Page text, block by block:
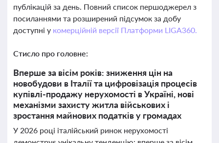
публікацій за день. Повний список першоджерел з
посиланнями та розширений підсумок за добу
доступні у комерційній версії Платформи LIGA360.
Стисло про головне:
Вперше за вісім років: зниження цін на
новобудови в Італії та цифровізація процесів
купівлі-продажу нерухомості в Україні, нові
механізми захисту житла військових і
зростання майнових податків у громадах
У 2026 році італійський ринок нерухомості